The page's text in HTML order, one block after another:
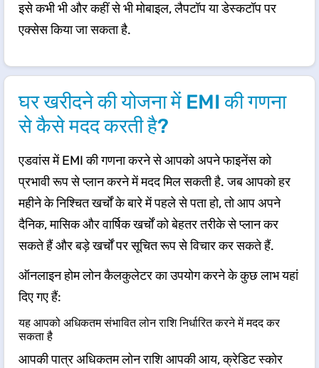
इसे कभी भी और कहीं से भी मोबाइल, लैपटॉप या डेस्कटॉप पर
एक्सेस किया जा सकता है.
घर खरीदने की योजना में EMI की गणना
से कैसे मदद करती है?
एडवांस में EMI की गणना करने से आपको अपने फाइनेंस को
प्रभावी रूप से प्लान करने में मदद मिल सकती है. जब आपको हर
महीने के निश्चित खर्चों के बारे में पहले से पता हो, तो आप अपने
दैनिक, मासिक और वार्षिक खर्चों को बेहतर तरीके से प्लान कर
सकते हैं और बड़े खर्चों पर सूचित रूप से विचार कर सकते हैं.
ऑनलाइन होम लोन कैलकुलेटर का उपयोग करने के कुछ लाभ यहां
दिए गए हैं:
यह आपको अधिकतम संभावित लोन राशि निर्धारित करने में मदद कर
सकता है
आपकी पात्र अधिकतम लोन राशि आपकी आय, क्रेडिट स्कोर